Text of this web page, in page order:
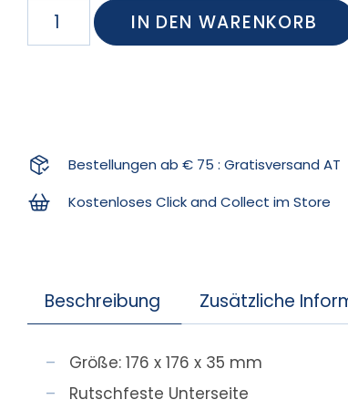
IN DEN WARENKORB
Bestellungen ab € 75 : Gratisversand AT
Kostenloses Click and Collect im Store
Beschreibung Zusätzliche
Größe: 176 x 176 x 35 mm
Rutschfeste Unterseite